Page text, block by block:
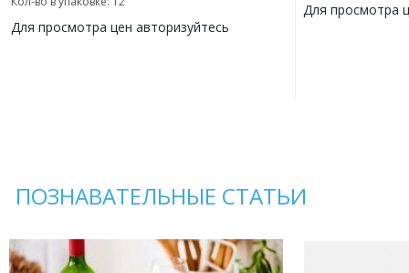
Для просмотра цен авторизуйтесь
Для просмотра
ПОЗНАВАТЕЛЬНЫЕ СТАТЬИ